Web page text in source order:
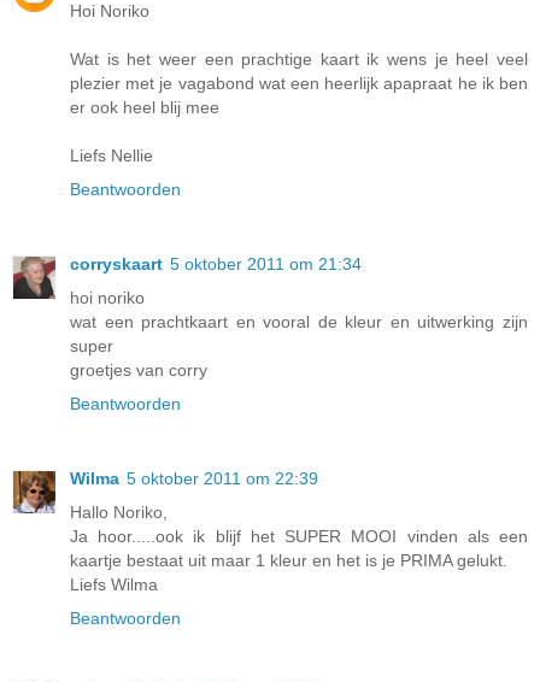
Hoi Noriko
Wat is het weer een prachtige kaart ik wens je heel veel
plezier met je vagabond wat een heerlijk apapraat he ik ben
er ook heel blij mee
Liefs Nellie
Beantwoorden
corryskaart 5 oktober 2011 om 21:34
hoi noriko
wat een prachtkaart en vooral de kleur en uitwerking zijn
super
groetjes van corry
Beantwoorden
Wilma 5 oktober 2011 om 22:39
Hallo Noriko,
Ja hoor.....ook ik blijf het SUPER MOOI vinden als een
kaartje bestaat uit maar 1 kleur en het is je PRIMA gelukt.
Liefs Wilma
Beantwoorden